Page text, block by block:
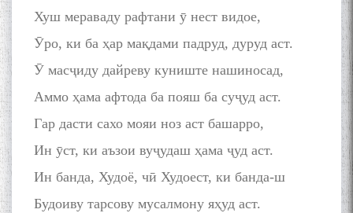
Хуш мераваду рафтани ӯ нест видое,
Ӯро, ки ба ҳар мақдами падруд, дуруд аст.
Ӯ масҷиду дайреву куниште нашиносад,
Аммо ҳама афтода ба пояш ба суҷуд аст.
Гар дасти сахо мояи ноз аст башарро,
Ин ӯст, ки аъзои вуҷудаш ҳама ҷуд аст.
Ин банда, Худоё, чӣ Худоест, ки банда-ш
Будоиву тарсову мусалмону яҳуд аст.